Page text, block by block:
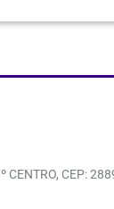
CENTRO, CEP: